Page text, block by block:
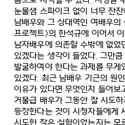
눈물샘 스파이크 없이 너무 잔
남배우와 그 상대역인 여배우
프로젝트>의 한석규에 이어서
남자배우에 의존할 수밖에 없
있겠다는 생각이 들었다. 그만
발굴하여야 한다는 과제를 무
있겠다. 최근 남배우 기근의 원
이유가 있다면 무엇인지 들어보
거물급 배우가 그동안 잘 시도
등장한다는 것이 시청자들에게
시도한 작은 실험이었는지는 모